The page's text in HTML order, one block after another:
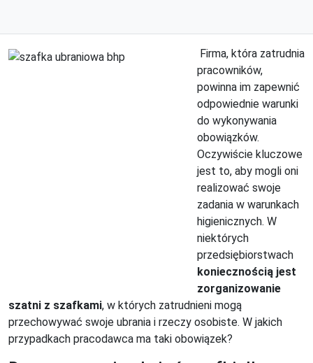
Firma, która zatrudnia
pracowników,
powinna im zapewnić
odpowiednie warunki
do wykonywania
obowiązków.
Oczywiście kluczowe
jest to, aby mogli oni
realizować swoje
zadania w warunkach
higienicznych. W
niektórych
przedsiębiorstwach
koniecznością jest
zorganizowanie
szatni z szafkami, w których zatrudnieni mogą
przechowywać swoje ubrania i rzeczy osobiste. W jakich
przypadkach pracodawca ma taki obowiązek?